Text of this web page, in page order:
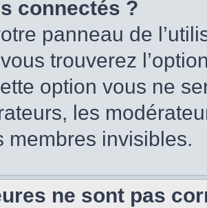
connectés ?
panneau de
trouverez
option vous ne
les
membres invisibles.
ne sont pas